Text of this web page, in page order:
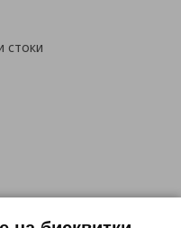
стоки